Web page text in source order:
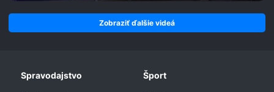
Zobraziť ďalšie videá
Spravodajstvo Šport